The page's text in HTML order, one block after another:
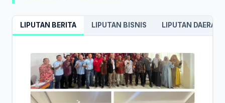
LIPUTAN BERITA LIPUTAN BISNIS LIPUTAN DAERAH